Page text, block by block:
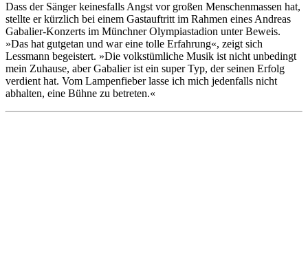
Dass der Sänger keinesfalls Angst vor großen Menschenmassen hat,
stellte er kürzlich bei einem Gastauftritt im Rahmen eines Andreas
Gabalier-Konzerts im Münchner Olympiastadion unter Beweis.
»Das hat gutgetan und war eine tolle Erfahrung«, zeigt sich
Lessmann begeistert. »Die volkstümliche Musik ist nicht unbedingt
mein Zuhause, aber Gabalier ist ein super Typ, der seinen Erfolg
verdient hat. Vom Lampenfieber lasse ich mich jedenfalls nicht
abhalten, eine Bühne zu betreten.«